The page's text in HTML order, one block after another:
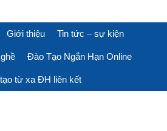
Giới thiệu Tin tức – sự kiện
Đào Tạo Ngắn Hạn Online
từ xa ĐH liên kết